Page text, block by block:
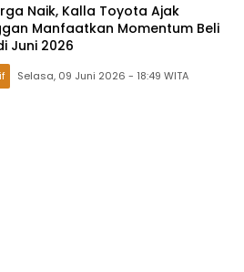
Naik, Kalla Toyota Ajak
Manfaatkan Momentum Beli
Juni 2026
Selasa, 09 Juni 2026 - 18:49 WITA